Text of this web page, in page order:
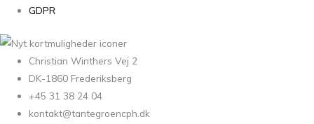
GDPR
Christian Winthers Vej 2
DK-1860 Frederiksberg
+45 31 38 24 04
kontakt@tantegroencph.dk